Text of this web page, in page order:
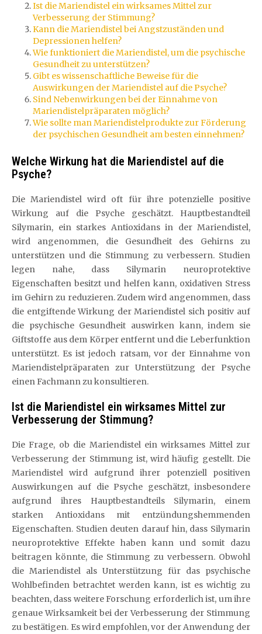
Ist die Mariendistel ein wirksames Mittel zur
Verbesserung der Stimmung?
Kann die Mariendistel bei Angstzuständen und
Depressionen helfen?
Wie funktioniert die Mariendistel, um die psychische
Gesundheit zu unterstützen?
Gibt es wissenschaftliche Beweise für die
Auswirkungen der Mariendistel auf die Psyche?
Sind Nebenwirkungen bei der Einnahme von
Mariendistelpräparaten möglich?
Wie sollte man Mariendistelprodukte zur Förderung
der psychischen Gesundheit am besten einnehmen?
Welche Wirkung hat die Mariendistel auf die
Psyche?
Die Mariendistel wird oft für ihre potenzielle positive
Wirkung auf die Psyche geschätzt. Hauptbestandteil
Silymarin, ein starkes Antioxidans in der Mariendistel,
wird angenommen, die Gesundheit des Gehirns zu
unterstützen und die Stimmung zu verbessern. Studien
legen nahe, dass Silymarin neuroprotektive
Eigenschaften besitzt und helfen kann, oxidativen Stress
im Gehirn zu reduzieren. Zudem wird angenommen, dass
die entgiftende Wirkung der Mariendistel sich positiv auf
die psychische Gesundheit auswirken kann, indem sie
Giftstoffe aus dem Körper entfernt und die Leberfunktion
unterstützt. Es ist jedoch ratsam, vor der Einnahme von
Mariendistelpräparaten zur Unterstützung der Psyche
einen Fachmann zu konsultieren.
Ist die Mariendistel ein wirksames Mittel zur
Verbesserung der Stimmung?
Die Frage, ob die Mariendistel ein wirksames Mittel zur
Verbesserung der Stimmung ist, wird häufig gestellt. Die
Mariendistel wird aufgrund ihrer potenziell positiven
Auswirkungen auf die Psyche geschätzt, insbesondere
aufgrund ihres Hauptbestandteils Silymarin, einem
starken Antioxidans mit entzündungshemmenden
Eigenschaften. Studien deuten darauf hin, dass Silymarin
neuroprotektive Effekte haben kann und somit dazu
beitragen könnte, die Stimmung zu verbessern. Obwohl
die Mariendistel als Unterstützung für das psychische
Wohlbefinden betrachtet werden kann, ist es wichtig zu
beachten, dass weitere Forschung erforderlich ist, um ihre
genaue Wirksamkeit bei der Verbesserung der Stimmung
zu bestätigen. Es wird empfohlen, vor der Anwendung der